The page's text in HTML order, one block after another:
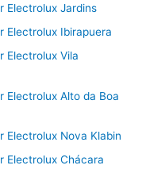
Electrolux Jardins
Electrolux Ibirapuera
Electrolux Vila
Electrolux Alto da Boa
Electrolux Nova Klabin
Electrolux Chácara